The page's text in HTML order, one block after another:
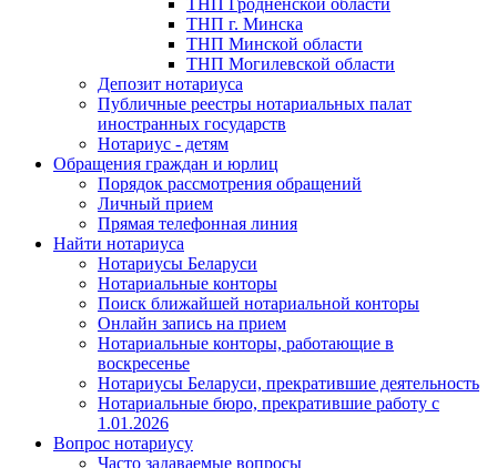
ТНП Гродненской области
ТНП г. Минска
ТНП Минской области
ТНП Могилевской области
Депозит нотариуса
Публичные реестры нотариальных палат
иностранных государств
Нотариус - детям
Обращения граждан и юрлиц
Порядок рассмотрения обращений
Личный прием
Прямая телефонная линия
Найти нотариуса
Нотариусы Беларуси
Нотариальные конторы
Поиск ближайшей нотариальной конторы
Онлайн запись на прием
Нотариальные конторы, работающие в
воскресенье
Нотариусы Беларуси, прекратившие деятельность
Нотариальные бюро, прекратившие работу с
1.01.2026
Вопрос нотариусу
Часто задаваемые вопросы